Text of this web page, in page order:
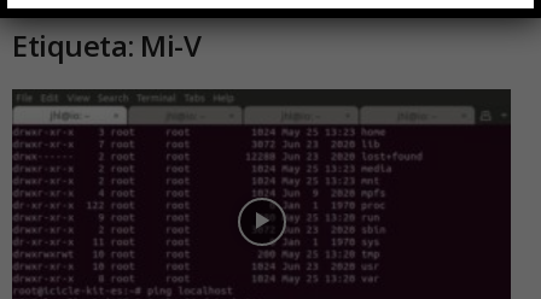
Inicio Etiquetas Mi-V
Etiqueta: Mi-V